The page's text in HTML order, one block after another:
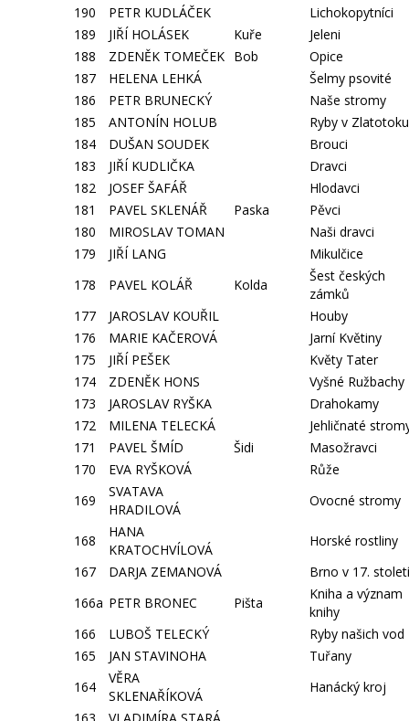
190
PETR KUDLÁČEK
Lichokopytníci
189
JIŘÍ HOLÁSEK Kuře
Jeleni
188
ZDENĚK TOMEČEK Bob
Opice
187
HELENA LEHKÁ
Šelmy psovité
186
PETR BRUNECKÝ
Naše stromy
185
ANTONÍN HOLUB
Ryby v Zlatotoku
184
DUŠAN SOUDEK
Brouci
183
JIŘÍ KUDLIČKA
Dravci
182
JOSEF ŠAFÁŘ
Hlodavci
181
PAVEL SKLENÁŘ Paska
Pěvci
180
MIROSLAV TOMAN
Naši dravci
179
JIŘÍ LANG
Mikulčice
178
PAVEL KOLÁŘ Kolda
Šest českých
zámků
177
JAROSLAV KOUŘIL
Houby
176
MARIE KAČEROVÁ
Jarní Květiny
175
JIŘÍ PEŠEK
Květy Tater
174
ZDENĚK HONS
Vyšné Ružbachy
173
JAROSLAV RYŠKA
Drahokamy
172
MILENA TELECKÁ
Jehličnaté
171
PAVEL ŠMÍD Šidi
Masožravci
170
EVA RYŠKOVÁ
Růže
169
SVATAVA
HRADILOVÁ
Ovocné stromy
168
HANA
KRATOCHVÍLOVÁ
Horské rostliny
167
DARJA ZEMANOVÁ
Brno v 17. století
166a PETR BRONEC Pišta
Kniha a význam
knihy
166
LUBOŠ TELECKÝ
Ryby našich vod
165
JAN STAVINOHA
Tuřany
164
VĚRA
SKLENAŘÍKOVÁ
Hanácký kroj